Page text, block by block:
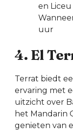
en Liceu
uur
4. El
Terrat biedt
ervaring met
uitzicht over
het Mandarin
genieten van